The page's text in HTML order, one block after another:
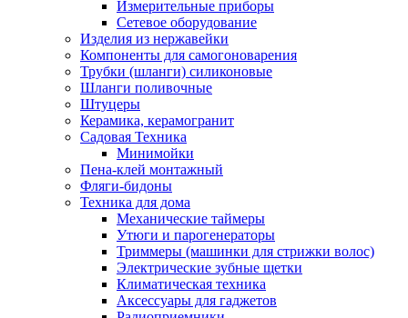
Измерительные приборы
Сетевое оборудование
Изделия из нержавейки
Компоненты для самогоноварения
Трубки (шланги) силиконовые
Шланги поливочные
Штуцеры
Керамика, керамогранит
Садовая Техника
Минимойки
Пена-клей монтажный
Фляги-бидоны
Техника для дома
Механические таймеры
Утюги и парогенераторы
Триммеры (машинки для стрижки волос)
Электрические зубные щетки
Климатическая техника
Аксессуары для гаджетов